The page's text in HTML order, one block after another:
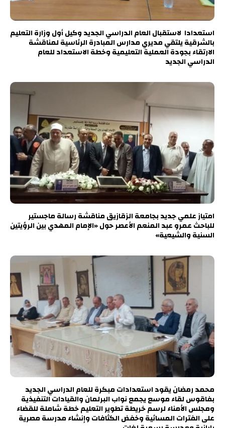
استعدادا لاستقبال العام الدراسي الجديد وكيل أول وزارة التعليم
بالشرقية يلتقي مديري مدارس المبادرة الرئاسية لمناقشة
الارتقاء بجودة العملية التعليمية وخطة الاستعداد للعام
الدراسي الجديد
امتياز علمي جديد بجامعة الزقازيق مناقشة رسالة ماجستير
للباحث عمرو عبد المنعم الأعصر حول «الإمام المهدي بين الرؤيتين
السنية والشيعية»
محمد رمضان يقود استعدادات مبكرة للعام الدراسي الجديد
بفاقوس لقاء موسع يجمع نواب البرلمان والقيادات التنفيذية
ومجلس الأمناء لرسم خريطة تطوير التعليم خطة شاملة للقضاء
على الفترات المسائية وخفض الكثافات وإنشاء مدرسة مصرية